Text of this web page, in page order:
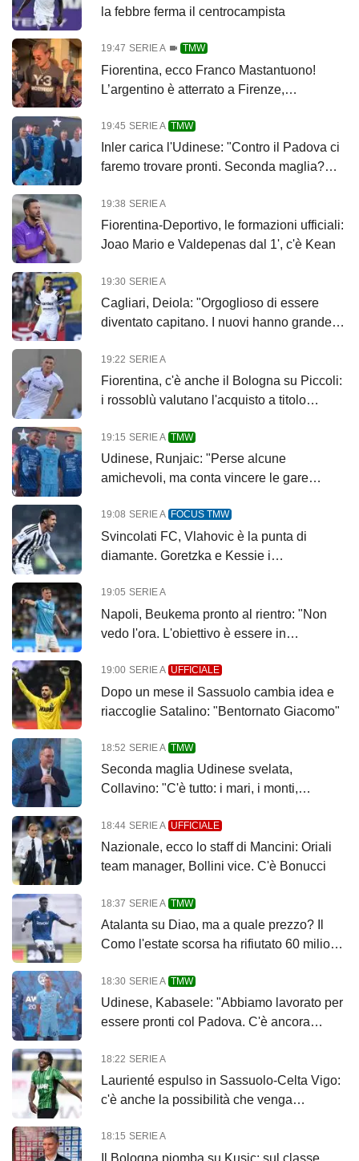
la febbre ferma il centrocampista
19:47 SERIE A TMW
Fiorentina, ecco Franco Mastantuono!
L’argentino è atterrato a Firenze,
19:45 SERIE A TMW
Inler carica l'Udinese: "Contro il Padova ci
faremo trovare pronti. Seconda maglia?
19:38 SERIE A
Fiorentina-Deportivo, le formazioni ufficiali:
Joao Mario e Valdepenas dal 1', c'è Kean
19:30 SERIE A
Cagliari, Deiola: "Orgoglioso di essere
diventato capitano. I nuovi hanno grande
19:22 SERIE A
Fiorentina, c'è anche il Bologna su Piccoli:
i rossoblù valutano l'acquisto a titolo
19:15 SERIE A TMW
Udinese, Runjaic: "Perse alcune
amichevoli, ma conta vincere le gare
19:08 SERIE A FOCUS TMW
Svincolati FC, Vlahovic è la punta di
diamante. Goretzka e Kessie i
19:05 SERIE A
Napoli, Beukema pronto al rientro: "Non
vedo l'ora. L'obiettivo è essere in
19:00 SERIE A UFFICIALE
Dopo un mese il Sassuolo cambia idea e
riaccoglie Satalino: "Bentornato Giacomo"
18:52 SERIE A TMW
Seconda maglia Udinese svelata,
Collavino: "C'è tutto: i mari, i monti,
18:44 SERIE A UFFICIALE
Nazionale, ecco lo staff di Mancini: Oriali
team manager, Bollini vice. C'è Bonucci
18:37 SERIE A TMW
Atalanta su Diao, ma a quale prezzo? Il
Como l'estate scorsa ha rifiutato 60 milioni
18:30 SERIE A TMW
Udinese, Kabasele: "Abbiamo lavorato per
essere pronti col Padova. C'è ancora
18:22 SERIE A
Laurienté espulso in Sassuolo-Celta Vigo:
c'è anche la possibilità che venga
18:15 SERIE A
Il Bologna piomba su Kusic: sul classe